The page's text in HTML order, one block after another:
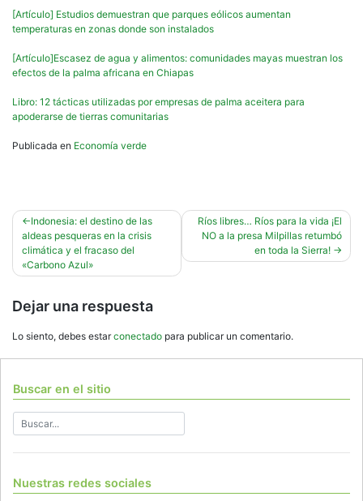
[Artículo] Estudios demuestran que parques eólicos aumentan
temperaturas en zonas donde son instalados
[Artículo]Escasez de agua y alimentos: comunidades mayas muestran los
efectos de la palma africana en Chiapas
Libro: 12 tácticas utilizadas por empresas de palma aceitera para
apoderarse de tierras comunitarias
Publicada en Economía verde
Navegación
de
entradas
Indonesia: el destino de las
aldeas pesqueras en la crisis
climática y el fracaso del
«Carbono Azul»
Ríos libres… Ríos para la vida ¡El
NO a la presa Milpillas retumbó
en toda la Sierra!
Dejar una respuesta
Lo siento, debes estarconectado para publicar un comentario.
Buscar en el sitio
Nuestras redes sociales